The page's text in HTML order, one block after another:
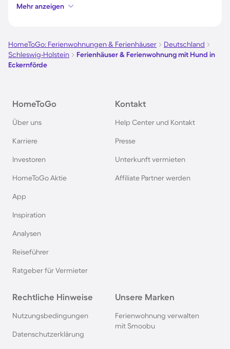
Ferienhäuser & Ferienwohnung mit Hund auf
Ferienhäuser & Ferienwohnung mit Hund am
Ferienhäuser & Ferienwohnung mit Hund auf
Rügen
Gardasee
Nordsee
Ferienhäuser & Ferienwohnung mit Hund in
Allgäu
Mehr anzeigen
HomeToGo: Ferienwohnungen & Ferienhäuser
Deutschland
Schleswig-Holstein
Ferienhäuser & Ferienwohnung mit Hund in
Eckernförde
HomeToGo
Über uns
Karriere
Investoren
HomeToGo Aktie
App
Inspiration
Analysen
Reiseführer
Ratgeber für Vermieter
Kontakt
Help Center und Kontakt
Presse
Unterkunft vermieten
Affiliate Partner werden
Rechtliche Hinweise
Nutzungsbedingungen
Datenschutzerklärung
Unsere Marken
Ferienwohnung verwalten
mit Smoobu